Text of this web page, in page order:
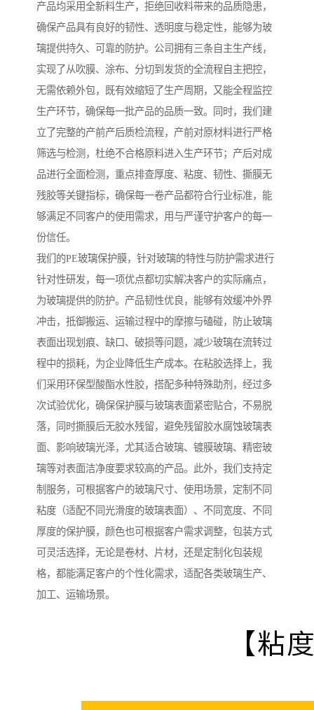
产品均采用全新料生产，拒绝回收料带来的品质隐患，
确保产品具有良好的韧性、透明度与稳定性，能够为玻
璃提供持久、可靠的防护。公司拥有三条自主生产线，
实现了从吹膜、涂布、分切到发货的全流程自主把控，
无需依赖外包，既有效缩短了生产周期，又能全程监控
生产环节，确保每一批产品的品质一致。同时，我们建
立了完整的产前产后质检流程，产前对原材料进行严格
筛选与检测，杜绝不合格原料进入生产环节；产后对成
品进行全面检测，重点排查厚度、粘度、韧性、撕膜无
残胶等关键指标，确保每一卷产品都符合行业标准，能
够满足不同客户的使用需求，用与严谨守护客户的每一
份信任。
我们的PE玻璃保护膜，针对玻璃的特性与防护需求进行
针对性研发，每一项优点都切实解决客户的实际痛点，
为玻璃提供的防护。产品韧性优良，能够有效缓冲外界
冲击，抵御搬运、运输过程中的摩擦与磕碰，防止玻璃
表面出现划痕、缺口、破损等问题，减少玻璃在流转过
程中的损耗，为企业降低生产成本。在粘胶选择上，我
们采用环保型酸酯水性胶，搭配多种特殊助剂，经过多
次试验优化，确保保护膜与玻璃表面紧密贴合，不易脱
落，同时撕膜后无胶水残留，避免残留胶水腐蚀玻璃表
面、影响玻璃光泽，尤其适合玻璃、镀膜玻璃、精密玻
璃等对表面洁净度要求较高的产品。此外，我们支持定
制服务，可根据客户的玻璃尺寸、使用场景，定制不同
粘度（适配不同光滑度的玻璃表面）、不同宽度、不同
厚度的保护膜，颜色也可根据客户需求调整，包装方式
可灵活选择，无论是卷材、片材，还是定制化包装规
格，都能满足客户的个性化需求，适配各类玻璃生产、
加工、运输场景。